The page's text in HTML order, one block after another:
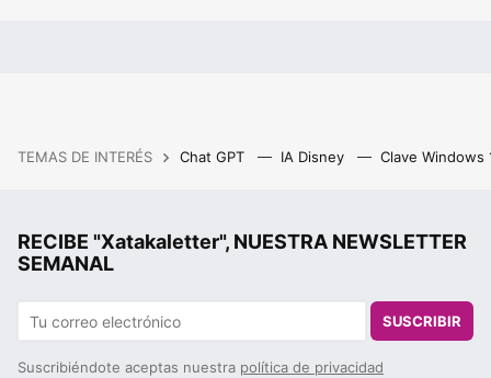
TEMAS DE INTERÉS Chat GPT IA Disney Clave Windows
RECIBE "Xatakaletter", NUESTRA NEWSLETTER
SEMANAL
SUSCRIBIR
Suscribiéndote aceptas nuestra política de privacidad